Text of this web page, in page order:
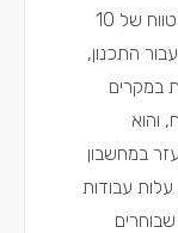
לאחוזים מהפרויקט, כאשר המחיר הוא בטווח של 10
התכנון,
במקרים
והוא
במחשבון
עבודות